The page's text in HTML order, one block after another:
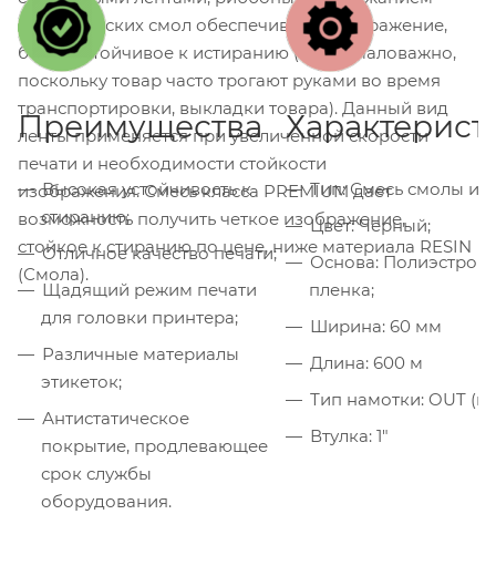
синтетических смол обеспечивают изображение,
более устойчивое к истиранию (что немаловажно,
поскольку товар часто трогают руками во время
транспортировки, выкладки товара). Данный вид
ленты применяется при увеличенной скорости
печати и необходимости стойкости
изображения. Смесь класса PREMIUM дает
возможность получить четкое изображение,
стойкое к стиранию по цене, ниже материала RESIN
(Смола).
Преимущества
Высокая устойчивость к
стиранию;
Отличное качество печати;
Щадящий режим печати
для головки принтера;
Различные материалы
этикеток;
Антистатическое
покрытие, продлевающее
срок службы
оборудования.
Тип: Смесь смолы и
Цвет: Черный;
Основа:
пленка;
Ширина: 60 мм
Длина: 600 м
Тип намотки: OUT
Втулка: 1"